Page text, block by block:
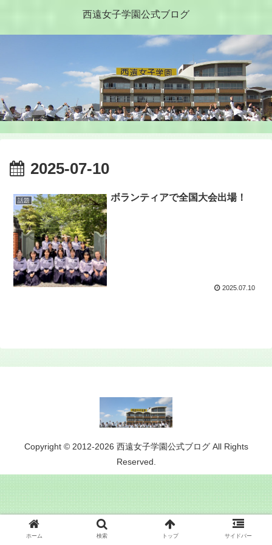
西遠女子学園公式ブログ
2025-07-10
話題 ボランティアで全国大会出場！
2025.07.10
Copyright © 2012-2026 西遠女子学園公式ブログ All Rights
Reserved.
ホーム 検索 トップ サイドバー